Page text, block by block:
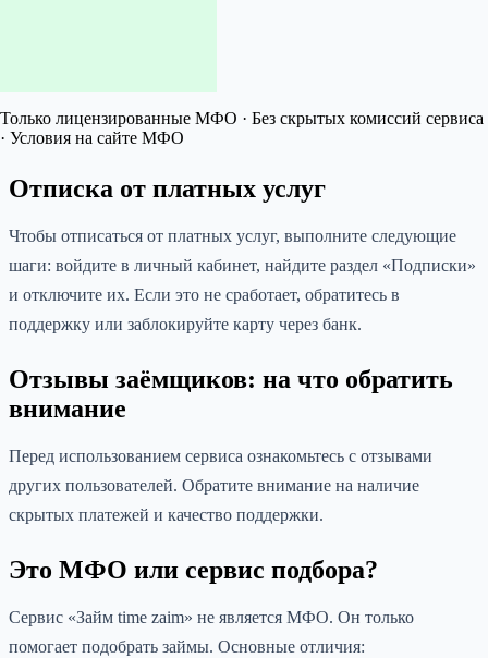
Только лицензированные МФО · Без скрытых комиссий сервиса
· Условия на сайте МФО
Отписка от платных услуг
Чтобы отписаться от платных услуг, выполните следующие
шаги: войдите в личный кабинет, найдите раздел «Подписки»
и отключите их. Если это не сработает, обратитесь в
поддержку или заблокируйте карту через банк.
Отзывы заёмщиков: на что обратить
внимание
Перед использованием сервиса ознакомьтесь с отзывами
других пользователей. Обратите внимание на наличие
скрытых платежей и качество поддержки.
Это МФО или сервис подбора?
Сервис «Займ time zaim» не является МФО. Он только
помогает подобрать займы. Основные отличия: